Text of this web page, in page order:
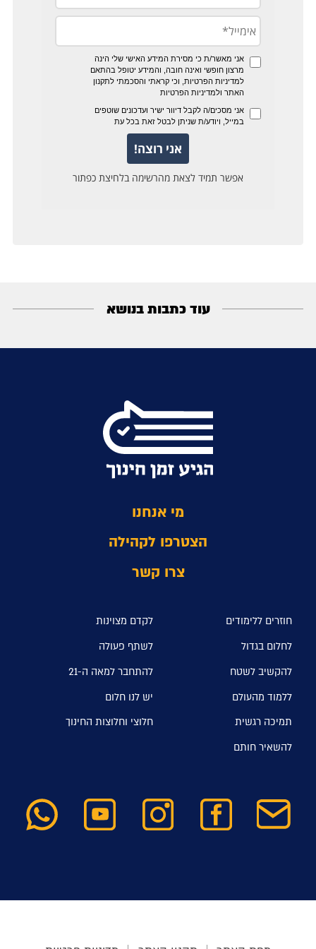
עוד כתבות בנושא
מי אנחנו
הצטרפו לקהילה
צרו קשר
חוזרים ללימודים
לקדם מצוינות
לחלום בגדול
לשתף פעולה
להקשיב לשטח
להתחבר למאה ה-21
ללמוד מהעולם
יש לנו חלום
תמיכה רגשית
חלוצי וחלוצות החינוך
להשאיר חותם